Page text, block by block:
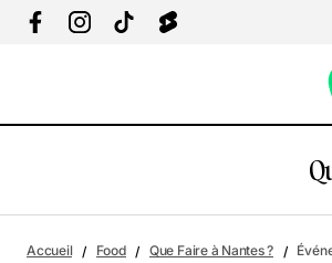
Accueil Food Que Faire à Nantes ?